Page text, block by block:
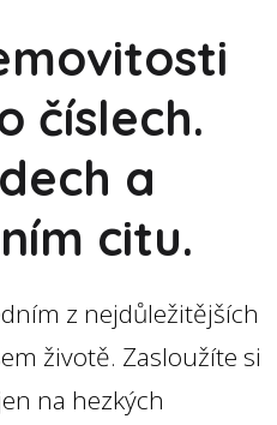
číslech.
a
citu.
z nejdůležitějších
životě. Zasloužíte si
na hezkých